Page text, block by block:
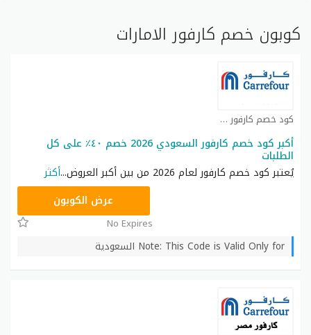
كوبون خصم كارفور الامارات
كود خصم كارفور كوبون
أكبر كود خصم كارفور السعودي 2026 خصم ٤٠٪ على كل
الطلبات
يُعتبر كود خصم كارفور لعام 2026 من بين أكبر العروض
...أكثر
عرض الكوبون
No Expires
Note: This Code is Valid Only for السعودية